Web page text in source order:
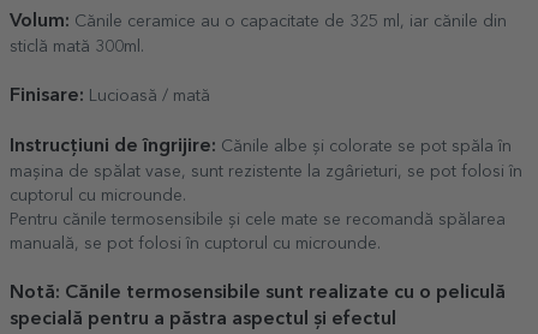
Volum: Cănile ceramice au o capacitate de 325 ml, iar cănile din
sticlă mată 300ml.
Finisare: Lucioasă / mată
Instrucțiuni de îngrijire: Cănile albe și colorate se pot spăla în
mașina de spălat vase, sunt rezistente la zgârieturi, se pot folosi în
cuptorul cu microunde.
Pentru cănile termosensibile și cele mate se recomandă spălarea
manuală, se pot folosi în cuptorul cu microunde.
Notă: Cănile termosensibile sunt realizate cu o peliculă
specială pentru a păstra aspectul și efectul